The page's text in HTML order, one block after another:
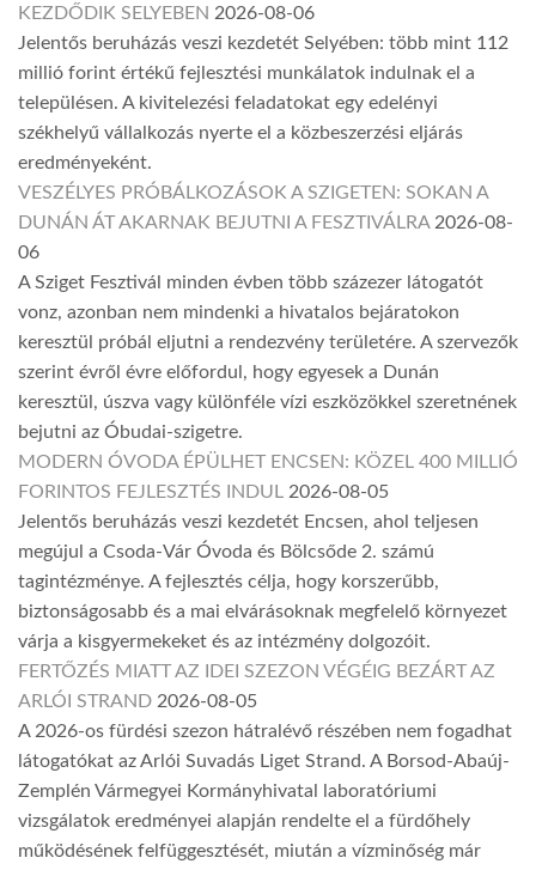
KEZDŐDIK SELYEBEN 2026-08-06
Jelentős beruházás veszi kezdetét Selyében: több mint 112
millió forint értékű fejlesztési munkálatok indulnak el a
településen. A kivitelezési feladatokat egy edelényi
székhelyű vállalkozás nyerte el a közbeszerzési eljárás
eredményeként.
VESZÉLYES PRÓBÁLKOZÁSOK A SZIGETEN: SOKAN A
DUNÁN ÁT AKARNAK BEJUTNI A FESZTIVÁLRA 2026-08-
06
A Sziget Fesztivál minden évben több százezer látogatót
vonz, azonban nem mindenki a hivatalos bejáratokon
keresztül próbál eljutni a rendezvény területére. A szervezők
szerint évről évre előfordul, hogy egyesek a Dunán
keresztül, úszva vagy különféle vízi eszközökkel szeretnének
bejutni az Óbudai-szigetre.
MODERN ÓVODA ÉPÜLHET ENCSEN: KÖZEL 400 MILLIÓ
FORINTOS FEJLESZTÉS INDUL 2026-08-05
Jelentős beruházás veszi kezdetét Encsen, ahol teljesen
megújul a Csoda-Vár Óvoda és Bölcsőde 2. számú
tagintézménye. A fejlesztés célja, hogy korszerűbb,
biztonságosabb és a mai elvárásoknak megfelelő környezet
várja a kisgyermekeket és az intézmény dolgozóit.
FERTŐZÉS MIATT AZ IDEI SZEZON VÉGÉIG BEZÁRT AZ
ARLÓI STRAND 2026-08-05
A 2026-os fürdési szezon hátralévő részében nem fogadhat
látogatókat az Arlói Suvadás Liget Strand. A Borsod-Abaúj-
Zemplén Vármegyei Kormányhivatal laboratóriumi
vizsgálatok eredményei alapján rendelte el a fürdőhely
működésének felfüggesztését, miután a vízminőség már